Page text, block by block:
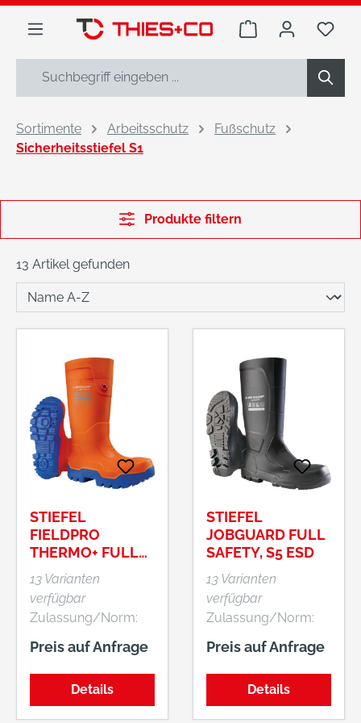
springen
Warenkorb Du
Sortimente Arbeitsschutz
Fußschutz
Sicherheitsstiefel S1
Produkte filtern
13 Artikel gefunden
STIEFEL
FIELDPRO
THERMO+ FULL
SAFETY, S5L SR
13 Varianten
verfügbar
Zulassung/Norm:
EN ISO 20345:2022
S5L, CI CR SR FO LG
Eigenschaften: •
Perfektionierte
Preis auf Anfrage
Details
STIEFEL
JOBGUARD FULL
SAFETY, S5 ESD
13 Varianten
verfügbar
Zulassung/Norm:
EN ISO 20345:2011
S5 AN SRC
Eigenschaften: •
Perfektionierte
Preis auf Anfrage
Details